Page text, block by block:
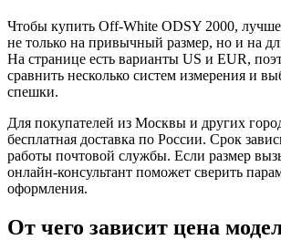
Чтобы купить Off-White ODSY 2000, лучше
не только на привычный размер, но и на
На странице есть варианты US и EUR,
сравнить несколько систем измерения и
спешки.
Для покупателей из Москвы и других
бесплатная доставка по России. Срок
работы почтовой службы. Если размер
онлайн-консультант поможет сверить
оформления.
От чего зависит цена